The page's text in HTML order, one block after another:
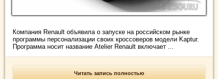
Компания Renault объявила о запуске на российском рынке
программы персонализации своих кроссоверов модели Kaptur.
Программа носит название Atelier Renault включает ...
Читать запись полностью